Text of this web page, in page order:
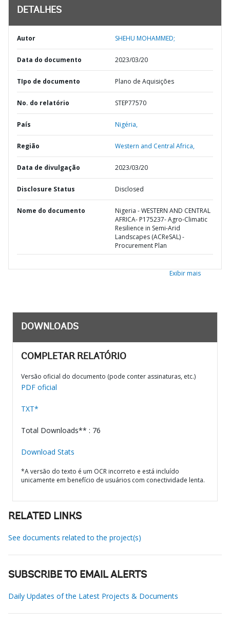
DETALHES
Autor SHEHU MOHAMMED;
Data do documento 2023/03/20
TIpo de documento Plano de Aquisições
No. do relatório STEP77570
País Nigéria,
Região Western and Central Africa,
Data de divulgação 2023/03/20
Disclosure Status Disclosed
Nome do documento
Nigeria - WESTERN AND CENTRAL
AFRICA- P175237- Agro-Climatic
Resilience in Semi-Arid
Landscapes (ACReSAL) -
Procurement Plan
Exibir mais
DOWNLOADS
COMPLETAR RELATÓRIO
Versão oficial do documento (pode conter assinaturas, etc.)
PDF oficial
TXT*
Total Downloads** : 76
Download Stats
*A versão do texto é um OCR incorreto e está incluído
unicamente em benefício de usuários com conectividade lenta.
RELATED LINKS
See documents related to the project(s)
SUBSCRIBE TO EMAIL ALERTS
Daily Updates of the Latest Projects & Documents